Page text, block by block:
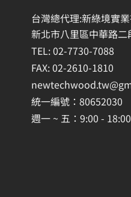
台灣總代理:新綠境實
新北市八里區中華路
TEL: 02-7730-7088
FAX: 02-2610-1810
統一編號：80652030
週一 ~ 五：9:00 -